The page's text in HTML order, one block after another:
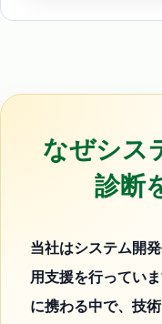
なぜシス
診断
当社はシステム開
用支援を行ってい
に携わる中で、技